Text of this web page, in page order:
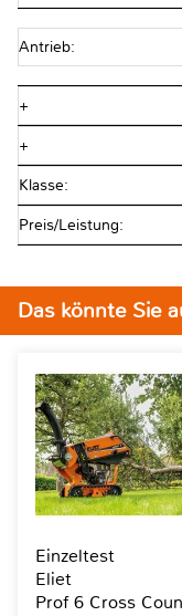
Antrieb:
+
+
Klasse:
Preis/Leistung:
Das könnte Sie
Einzeltest
Eliet
Prof 6 Cross